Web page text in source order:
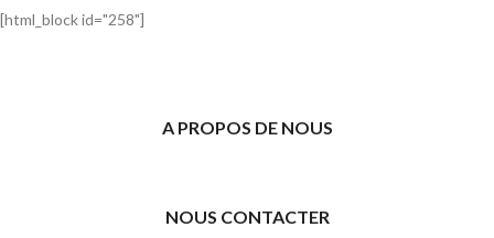
[html_block id="258"]
A PROPOS DE NOUS
NOUS CONTACTER